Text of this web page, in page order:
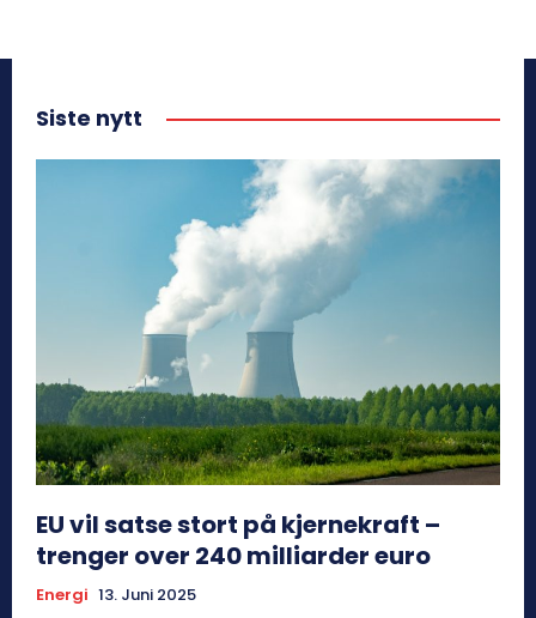
Siste nytt
EU vil satse stort på kjernekraft –
trenger over 240 milliarder euro
Energi 13. Juni 2025